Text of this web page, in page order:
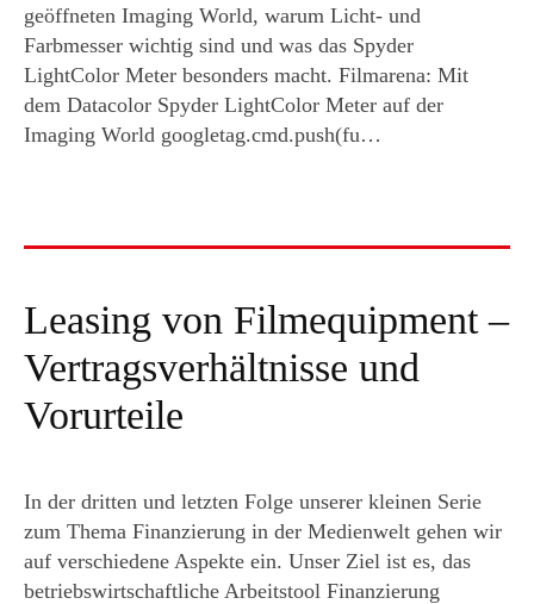
geöffneten Imaging World, warum Licht- und
Farbmesser wichtig sind und was das Spyder
LightColor Meter besonders macht. Filmarena: Mit
dem Datacolor Spyder LightColor Meter auf der
Imaging World googletag.cmd.push(fu…
Leasing von Filmequipment –
Vertragsverhältnisse und
Vorurteile
In der dritten und letzten Folge unserer kleinen Serie
zum Thema Finanzierung in der Medienwelt gehen wir
auf verschiedene Aspekte ein. Unser Ziel ist es, das
betriebswirtschaftliche Arbeitstool Finanzierung